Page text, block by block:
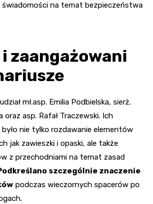
świadomości na temat bezpieczeństwa
zaangażowani
mł.asp. Emilia Podbielska, sierż.
oraz asp. Rafał Traczewski. Ich
było nie tylko rozdawanie elementów
jak zawieszki i opaski, ale także
z przechodniami na temat zasad
szczególnie znaczenie
podczas wieczornych spacerów po